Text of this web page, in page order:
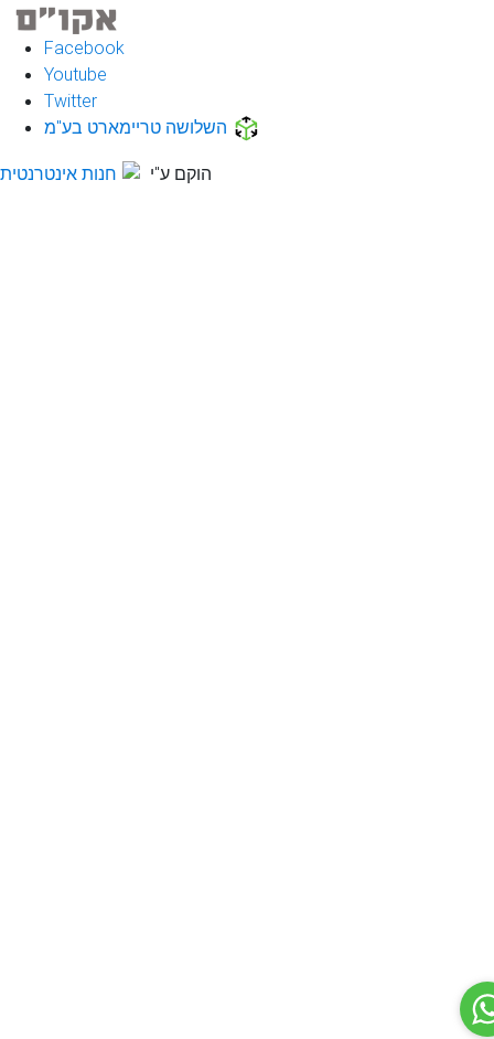
Facebook
Youtube
Twitter
השלושה טריימארט בע"מ
הוקם ע"י חנות אינטרנטית